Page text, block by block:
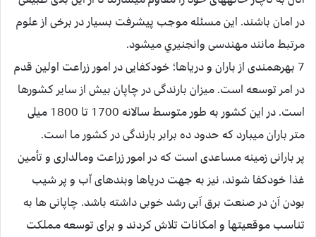
در امان باشند. اين مسئله موجب پيشرفت بسيار در برخى از علوم
مرتبط مانند مهندسى وانجنيري ميشود.
7 بهره‏مندى از باران و درياها؛ خودكفايى در امور زراعت اولين قدم
در امر توسعه است. ميزان بارندگى در چاپان بيش از ساير كشورها
است. در اين كشور به طور متوسط سالانه 1700 تا 1800 ميلى
متر باران ميبارد كه حدود ده برابر بارندگى در كشور ما است.
پر بارانى زمينه مساعدى است كه در امور زراعت ومالدارى و تأمين
غذا خودكفا شوند، نيز به جهت درياها وبندهاى اّب و پر شيب
بودن آن در صنعت برق آبى رشد خوبى داشته باشد. چاپانى ها به
تناسب موقعيت‏ها و امكانات تلاش كردند و براى توسعه مملكت